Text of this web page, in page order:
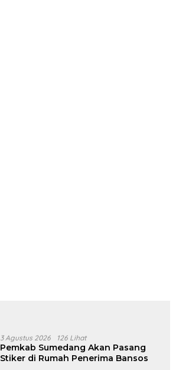
3 Agustus 2026 126 Lihat
Pemkab Sumedang Akan Pasang
Stiker di Rumah Penerima Bansos